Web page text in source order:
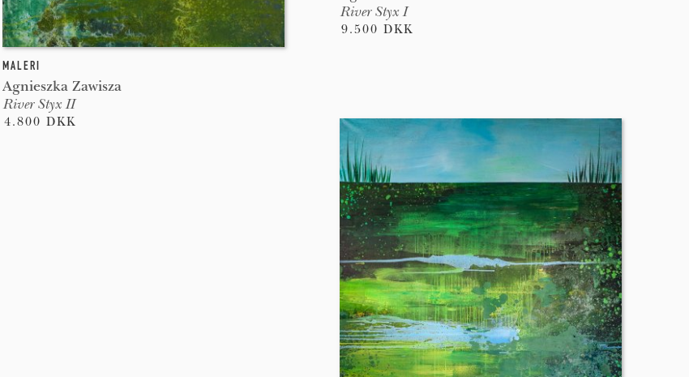
MALERI
Agnieszka Zawisza
River Styx II
4.800 DKK
River Styx I
9.500 DKK